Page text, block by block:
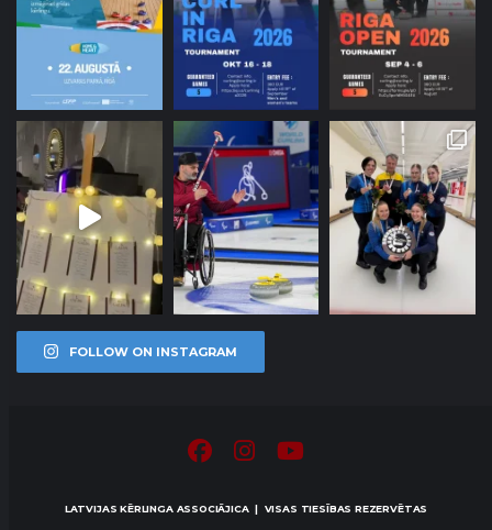
FOLLOW ON INSTAGRAM
LATVIJAS KĒRLINGA ASSOCIĀJICA | VISAS TIESĪBAS REZERVĒTAS